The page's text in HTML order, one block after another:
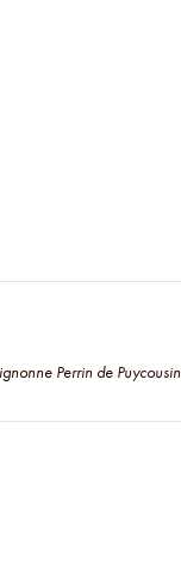
Perrin de Puycousin.